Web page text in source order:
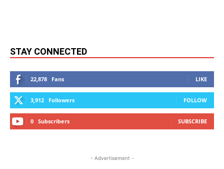
STAY CONNECTED
22,878 Fans LIKE
3,912 Followers FOLLOW
0 Subscribers SUBSCRIBE
- Advertisement -